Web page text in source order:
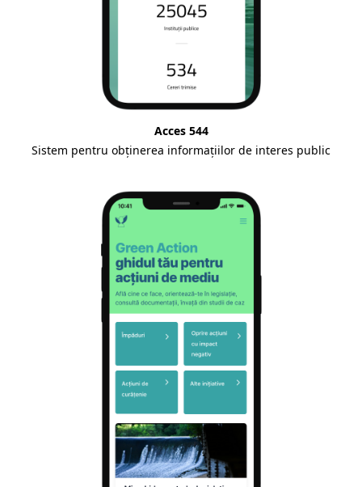
Acces 544
Sistem pentru obținerea informațiilor de interes public